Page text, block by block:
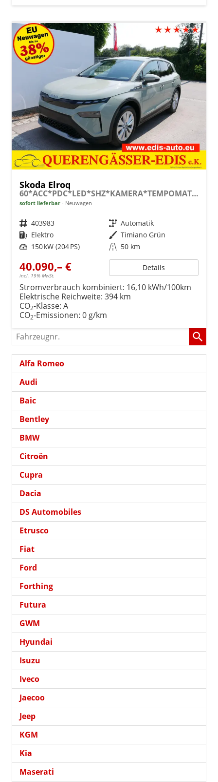
Skoda Elroq
60*ACC*PDC*LED*SHZ*KAMERA*TEMPOMAT*KLIMA*SMARTLINK*EL-HECKKLAPPE*19-ZOLL
sofort lieferbar Neuwagen
Fahrzeugnr. 403983 Getriebe Automatik
Kraftstoff Elektro Außenfarbe Timiano Grün
Leistung 150 kW (204 PS) Kilometerstand 50 km
40.090,– €
incl. 19% MwSt.
Details
Stromverbrauch kombiniert: 16,10 kWh/100km
Elektrische Reichweite: 394 km
CO2-Klasse: A
CO2-Emissionen: 0 g/km
Fahrzeugnr.
Alfa Romeo
Audi
Baic
Bentley
BMW
Citroën
Cupra
Dacia
DS Automobiles
Etrusco
Fiat
Ford
Forthing
Futura
GWM
Hyundai
Isuzu
Iveco
Jaecoo
Jeep
KGM
Kia
Maserati